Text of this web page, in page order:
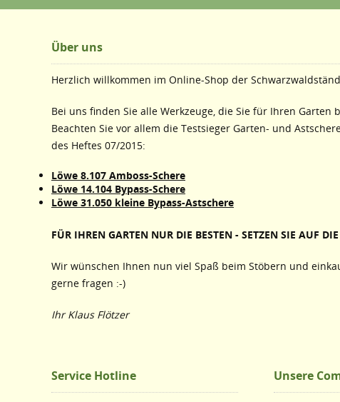
Über uns
Herzlich willkommen im Online-Shop der
Bei uns finden Sie alle Werkzeuge, die Sie für Ihren Garten
Beachten Sie vor allem die Testsieger Garten- und
des Heftes 07/2015:
Löwe 8.107 Amboss-Schere
Löwe 14.104 Bypass-Schere
Löwe 31.050 kleine Bypass-Astschere
FÜR IHREN GARTEN NUR DIE BESTEN - SETZEN SIE AUF DIE
Wir wünschen Ihnen nun viel Spaß beim Stöbern und
gerne fragen :-)
Ihr Klaus Flötzer
Service Hotline Unsere